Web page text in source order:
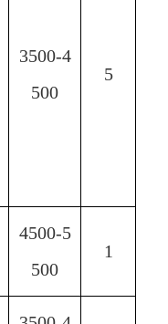
3500-4
500
5
4500-5
500
1